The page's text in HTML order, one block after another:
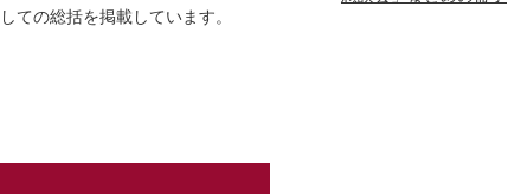
ての総括を掲載しています。